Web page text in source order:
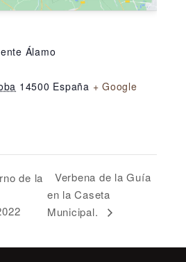
Álamo
14500 España + Google
de la
Verbena de la Guía
en la Caseta
Municipal.